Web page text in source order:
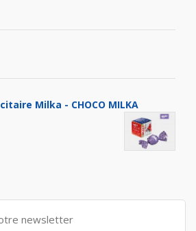
Milka - CHOCO MILKA